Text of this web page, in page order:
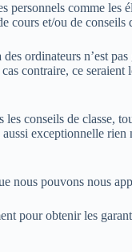
comme les
cours et/ou de conseils
ordinateurs n’est
contraire, ce
conseils de classe,
exceptionnelle
nous pouvons nous
pour obtenir les